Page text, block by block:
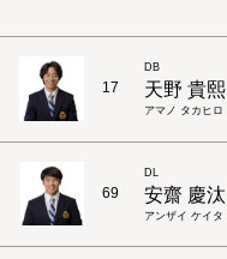
17
DB
天野 貴熙
アマノ タカヒロ
69
DL
安齋 慶汰
アンザイ ケイタ